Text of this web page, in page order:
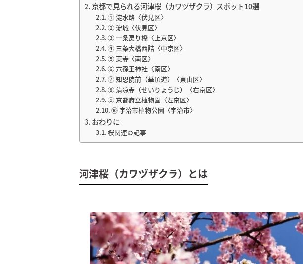
京都で見られる河津桜（カワヅザクラ）スポット10選
① 淀水路〈伏見区〉
② 淀城〈伏見区〉
③ 一条戻り橋〈上京区〉
④ 三条大橋西詰〈中京区〉
⑤ 東寺〈南区〉
⑥ 六孫王神社〈南区〉
⑦ 知恩院前（華頂道）〈東山区〉
⑧ 清凉寺（せいりょうじ）〈右京区〉
⑨ 京都府立植物園〈左京区〉
⑩ 宇治市植物公園〈宇治市〉
おわりに
桜関連の記事
河津桜（カワヅザクラ）とは